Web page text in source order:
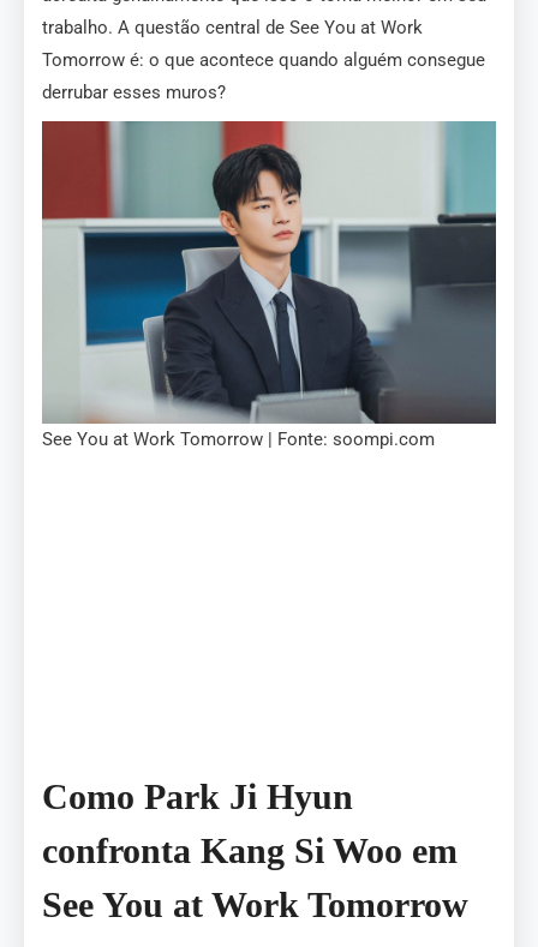
trabalho. A questão central de See You at Work
Tomorrow é: o que acontece quando alguém consegue
derrubar esses muros?
See You at Work Tomorrow | Fonte: soompi.com
Como Park Ji Hyun
confronta Kang Si Woo em
See You at Work Tomorrow